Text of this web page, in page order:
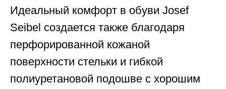
Идеальный комфорт в обуви Josef
Seibel создается также благодаря
перфорированной кожаной
поверхности стельки и гибкой
полиуретановой подошве с хорошим